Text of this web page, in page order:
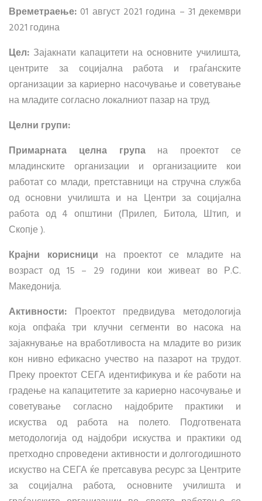
Времетраење:01 август 2021 година – 31 декември
2021 година
Цел: Зајакнати капацитети на основните училишта,
центрите за социјална работа и граѓанските
организации за кариерно насочување и советување
на младите согласно локалниот пазар на труд.
Целни групи:
Примарната целна групана проектот се
младинските организации и организациите кои
работат со млади, претставници на стручна служба
од основни училишта и на Центри за социјална
работа од 4 општини (Прилеп, Битола, Штип, и
Скопје ).
Крајни корисници на проектот се младите на
возраст од 15 – 29 години кои живеат во Р.С.
Македонија.
Активности: Проектот предвидува методологија
која опфаќа три клучни сегменти во насока на
зајакнување на вработливоста на младите во ризик
кон нивно ефикасно учество на пазарот на трудот.
Преку проектот СЕГА идентификува и ќе работи на
градење на капацитетите за кариерно насочување и
советување согласно најдобрите практики и
искуства од работа на полето. Подготвената
методологија од најдобри искуства и практики од
претходно спроведени активности и долгогодишното
искуство на СЕГА ќе претсавува ресурс за Центрите
за социјална работа, основните училишта и